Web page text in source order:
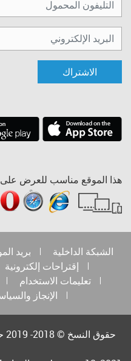
الاشتراك
هذا الموقع مناسب للعرض
الشبكة الداخلية بريد
إقتراحات إلكترونية
تعليمات الاستخدام
الإنجاز